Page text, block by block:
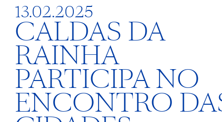
13.02.2025
CALDAS DA
RAINHA
PARTICIPA NO
ENCONTRO